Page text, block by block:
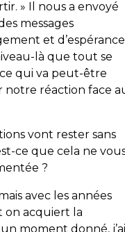
» Il nous a envoyé
messages
et
là que tout se
ce qui va peut-être
notre réaction face
vont rester sans
ce que cela ne
?
avec les années
on acquiert la
moment donné, j’ai